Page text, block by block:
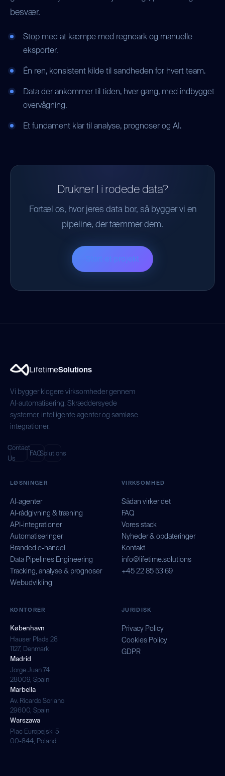
besvær.
Stop med at kæmpe med regneark og manuelle
eksporter.
Én ren, konsistent kilde til sandheden for hvert team.
Data der ankommer til tiden, hver gang, med indbygget
overvågning.
Et fundament klar til analyse, prognoser og AI.
Drukner I i rodede data?
Fortæl os, hvor jeres data bor, så bygger vi en
pipeline, der tæmmer dem.
Start et projekt
LifetimeSolutions
Vi bygger klogere virksomheder gennem
AI-automatisering. Skræddersyede
systemer, intelligente agenter og sømløse
integrationer.
Contact
Us
FAQSolutions
LØSNINGER
AI-agenter
AI-rådgivning & træning
API-integrationer
Automatiseringer
Branded e-handel
Data Pipelines Engineering
Tracking, analyse & prognoser
Webudvikling
VIRKSOMHED
Sådan virker det
FAQ
Vores stack
Nyheder & opdateringer
Kontakt
info@lifetime.solutions
+45 22 85 53 69
KONTORER
København
Hauser Plads 28
1127, Denmark
Madrid
Jorge Juan 74
28009, Spain
Marbella
Av. Ricardo Soriano
29600, Spain
Warszawa
Plac Europejski 5
00-844, Poland
JURIDISK
Privacy Policy
Cookies Policy
GDPR